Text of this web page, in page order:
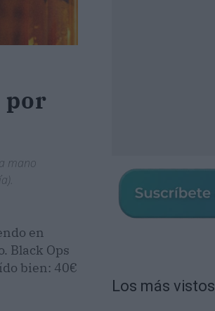
por
mano
en
Black Ops
bien: 40€
Los más vistos